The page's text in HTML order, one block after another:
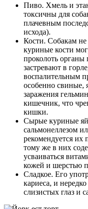
Пиво. Хмель и
токсичны для
плачевным
исхода).
Кости. Собакам не
куриные кости
проколоть
застревают в
воспалительным
особенно свиные,
заражения
кишечник, что
кишки.
Сырые куриные
сальмонеллезом
рекомендуется их
тому же в них
усваиваться
кожей и шерстью
Сладкое. Его
кариеса, и
слизистых глаз и